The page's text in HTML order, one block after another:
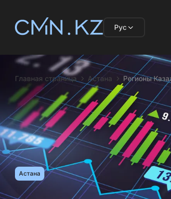
Рус
Главная страница Астана Регионы
Астана